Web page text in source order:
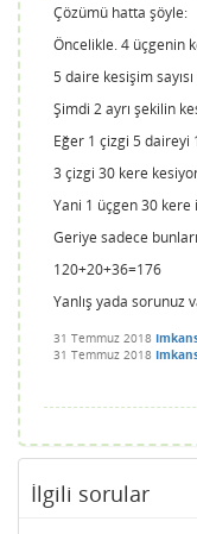
Çözümü hatta şöyle:
Öncelikle. 4 üçgenin
5 daire kesişim
Şimdi 2 ayrı şekilin
Eğer 1 çizgi 5 daireyi
3 çizgi 30 kere
Yani 1 üçgen 30
Geriye sadece
120+20+36=176
Yanlış yada sorunuz
31 Temmuz 2018
31 Temmuz 2018
İlgili sorular